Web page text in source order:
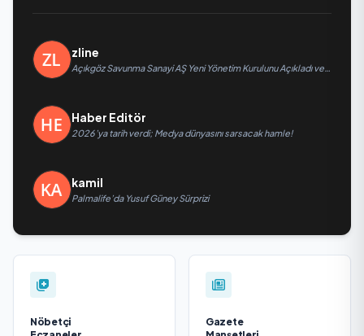
zline
Açıkgöz Savunma Sanayi AŞ Yeni Yönetim Kurulunu Açıkladı ve
Haber Editör
2026’ya tarih verdi; Medya dünyasını sarsacak hamle!
kamil
Palmalife’da Yusuf Güney Sürprizi
Nöbetçi
Gazete